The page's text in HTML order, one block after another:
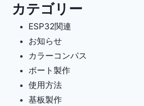
カテゴリー
ESP32関連
お知らせ
カラーコンパス
ボート製作
使用方法
基板製作